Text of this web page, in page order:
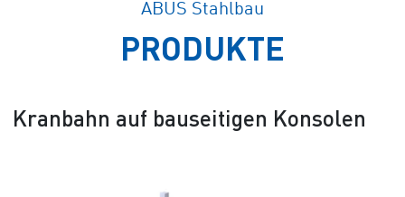
ABUS Stahlbau
PRODUKTE
Kranbahn auf bauseitigen Konsolen